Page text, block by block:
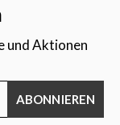
und Aktionen
ABONNIEREN